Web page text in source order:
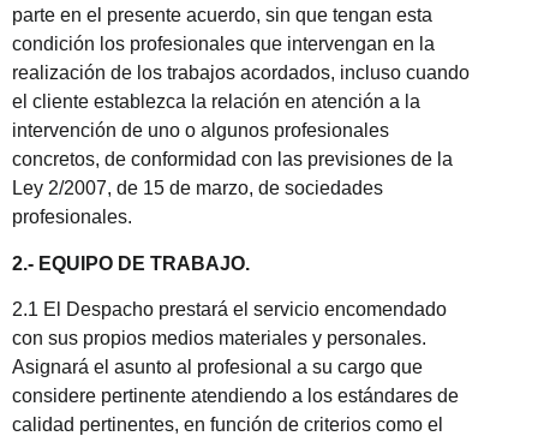
parte en el presente acuerdo, sin que tengan esta
condición los profesionales que intervengan en la
realización de los trabajos acordados, incluso cuando
el cliente establezca la relación en atención a la
intervención de uno o algunos profesionales
concretos, de conformidad con las previsiones de la
Ley 2/2007, de 15 de marzo, de sociedades
profesionales.
2.- EQUIPO DE TRABAJO.
2.1 El Despacho prestará el servicio encomendado
con sus propios medios materiales y personales.
Asignará el asunto al profesional a su cargo que
considere pertinente atendiendo a los estándares de
calidad pertinentes, en función de criterios como el